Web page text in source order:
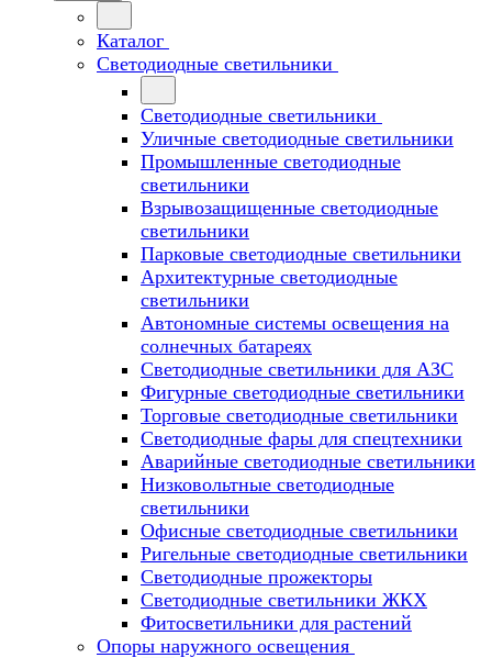
Каталог
Светодиодные светильники
Светодиодные светильники
Уличные светодиодные светильники
Промышленные светодиодные
светильники
Взрывозащищенные светодиодные
светильники
Парковые светодиодные светильники
Архитектурные светодиодные
светильники
Автономные системы освещения на
солнечных батареях
Светодиодные светильники для АЗС
Фигурные светодиодные светильники
Торговые светодиодные светильники
Cветодиодные фары для спецтехники
Аварийные светодиодные светильники
Низковольтные светодиодные
светильники
Офисные светодиодные светильники
Ригельные светодиодные светильники
Светодиодные прожекторы
Светодиодные светильники ЖКХ
Фитосветильники для растений
Опоры наружного освещения